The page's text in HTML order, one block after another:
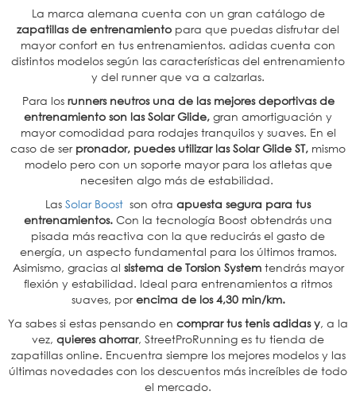
La marca alemana cuenta con un gran catálogo de
zapatillas de entrenamiento para que puedas disfrutar del
mayor confort en tus entrenamientos. adidas cuenta con
distintos modelos según las características del entrenamiento
y del runner que va a calzarlas.
Para losrunners neutros una de las mejores deportivas de
entrenamiento son las Solar Glide, gran amortiguación y
mayor comodidad para rodajes tranquilos y suaves. En el
caso de ser pronador, puedes utilizar las Solar Glide ST, mismo
modelo pero con un soporte mayor para los atletas que
necesiten algo más de estabilidad.
Las Solar Boost son otra apuesta segura para tus
entrenamientos. Con la tecnología Boost obtendrás una
pisada más reactiva con la que reducirás el gasto de
energía, un aspecto fundamental para los últimos tramos.
Asimismo, gracias al sistema de Torsion Systemtendrás mayor
flexión y estabilidad. Ideal para entrenamientos a ritmos
suaves, porencima de los 4,30 min/km.
Ya sabes si estas pensando en comprar tus tenis adidas y, a la
vez, quieres ahorrar, StreetProRunning es tu tienda de
zapatillas online. Encuentra siempre los mejores modelos y las
últimas novedades con los descuentos más increíbles de todo
el mercado.